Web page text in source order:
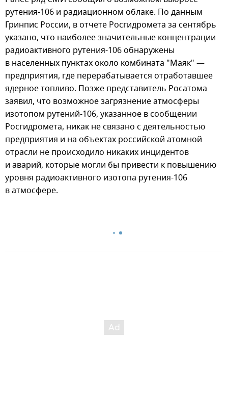
рутения-106 и радиационном облаке. По данным
Гринпис России, в отчете Росгидромета за сентябрь
указано, что наиболее значительные концентрации
радиоактивного рутения-106 обнаружены
в населенных пунктах около комбината "Маяк" —
предприятия, где перерабатывается отработавшее
ядерное топливо. Позже представитель Росатома
заявил, что возможное загрязнение атмосферы
изотопом рутений-106, указанное в сообщении
Росгидромета, никак не связано с деятельностью
предприятия и на объектах российской атомной
отрасли не происходило никаких инцидентов
и аварий, которые могли бы привести к повышению
уровня радиоактивного изотопа рутения-106
в атмосфере.